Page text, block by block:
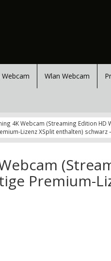
Webcam Wlan Webcam
4K Webcam (Streaming Edition
Lizenz XSplit enthalten) schwarz
Premium-